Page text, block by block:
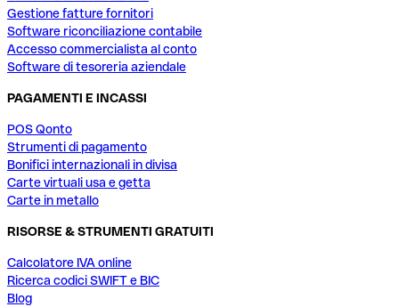
Gestione fatture fornitori
Software riconciliazione contabile
Accesso commercialista al conto
Software di tesoreria aziendale
PAGAMENTI E INCASSI
POS Qonto
Strumenti di pagamento
Bonifici internazionali in divisa
Carte virtuali usa e getta
Carte in metallo
RISORSE & STRUMENTI GRATUITI
Calcolatore IVA online
Ricerca codici SWIFT e BIC
Blog